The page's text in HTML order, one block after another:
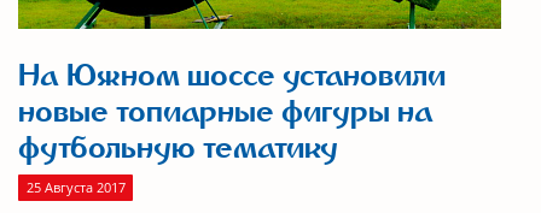
На Южном шоссе установили
новые топиарные фигуры на
футбольную тематику
25 Августа 2017